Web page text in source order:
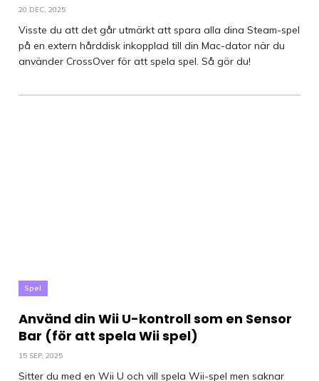
20 DEC, 2025
Visste du att det går utmärkt att spara alla dina Steam-spel
på en extern hårddisk inkopplad till din Mac-dator när du
använder CrossOver för att spela spel. Så gör du!
Spel
Använd din Wii U-kontroll som en Sensor
Bar (för att spela Wii spel)
15 SEP, 2025
Sitter du med en Wii U och vill spela Wii-spel men saknar